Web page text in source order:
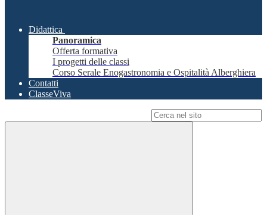
Didattica
Panoramica
Offerta formativa
I progetti delle classi
Corso Serale Enogastronomia e Ospitalità Alberghiera
Contatti
ClasseViva